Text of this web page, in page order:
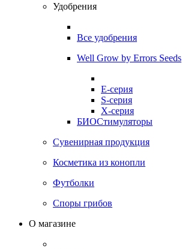
Удобрения
Все удобрения
Well Grow by Errors Seeds
E-серия
S-серия
X-серия
БИОСтимуляторы
Сувенирная продукция
Косметика из конопли
Футболки
Споры грибов
О магазине